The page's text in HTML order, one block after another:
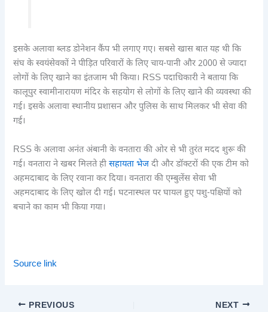
इसके अलावा ब्लड डोनेशन कैंप भी लगाए गए। सबसे खास बात यह थी कि
संघ के स्वयंसेवकों ने पीड़ित परिवारों के लिए चाय-पानी और 2000 से ज्यादा
लोगों के लिए खाने का इंतजाम भी किया। RSS पदाधिकारी ने बताया कि
कालूपुर स्वामीनारायण मंदिर के सहयोग से लोगों के लिए खाने की व्यवस्था की
गई। इसके अलावा स्थानीय प्रशासन और पुलिस के साथ मिलकर भी सेवा की
गई।
RSS के अलावा अनंत अंबानी के वनतारा की ओर से भी तुरंत मदद शुरू की
गई। वनतारा ने खबर मिलते हीसहायता भेज दी और डॉक्टरों की एक टीम को
अहमदाबाद के लिए रवाना कर दिया। वनतारा की एम्बुलेंस सेवा भी
अहमदाबाद के लिए खोल दी गई। घटनास्थल पर घायल हुए पशु-पक्षियों को
बचाने का काम भी किया गया।
Source link
PREVIOUS NEXT